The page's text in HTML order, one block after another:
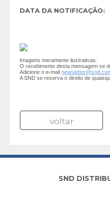
DATA DA NOTIFICAÇÃO:
Imagens meramente ilustrativas.
O recebimento desta mensagem se
Adicione o e-mail
A SND se reserva o direito de
voltar
SND